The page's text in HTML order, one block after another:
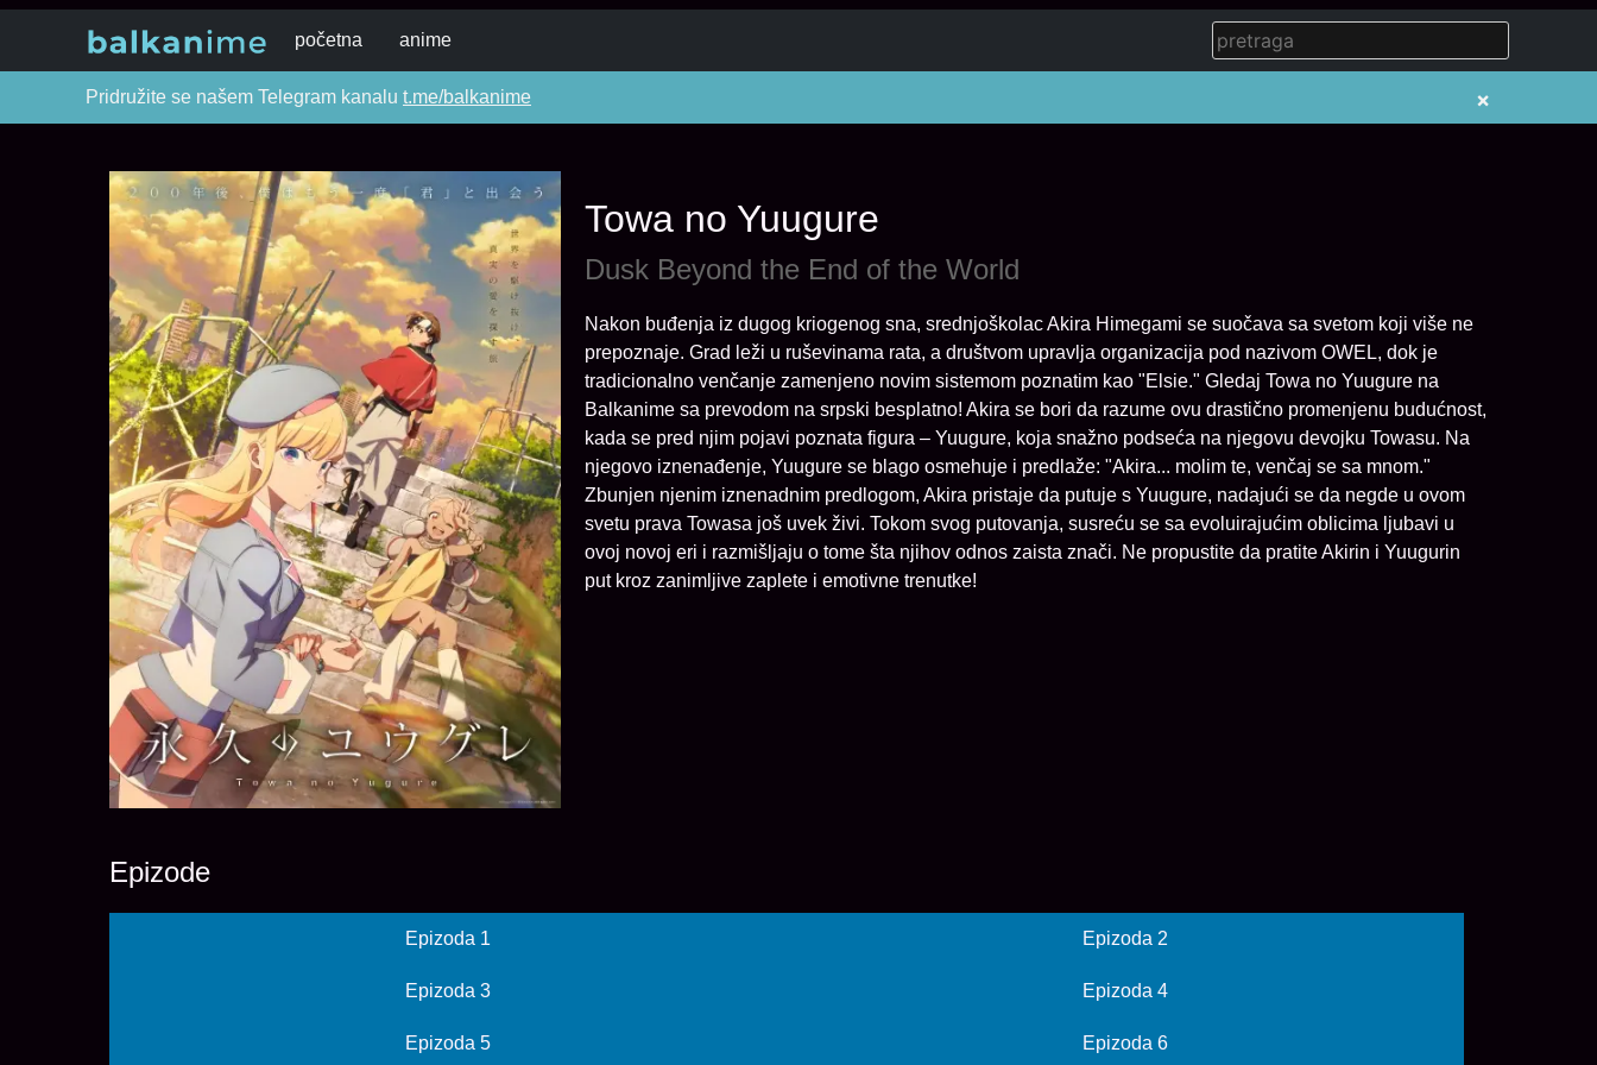
početna anime
Pridružite se našem Telegram kanalu t.me/balkanime ×
Towa no Yuugure
Dusk Beyond the End of the World
Nakon buđenja iz dugog kriogenog sna, srednjoškolac Akira Himegami se suočava sa svetom koji više ne
prepoznaje. Grad leži u ruševinama rata, a društvom upravlja organizacija pod nazivom OWEL, dok je
tradicionalno venčanje zamenjeno novim sistemom poznatim kao "Elsie." Gledaj Towa no Yuugure na
Balkanime sa prevodom na srpski besplatno! Akira se bori da razume ovu drastično promenjenu budućnost,
kada se pred njim pojavi poznata figura – Yuugure, koja snažno podseća na njegovu devojku Towasu. Na
njegovo iznenađenje, Yuugure se blago osmehuje i predlaže: "Akira... molim te, venčaj se sa mnom."
Zbunjen njenim iznenadnim predlogom, Akira pristaje da putuje s Yuugure, nadajući se da negde u ovom
svetu prava Towasa još uvek živi. Tokom svog putovanja, susreću se sa evoluirajućim oblicima ljubavi u
ovoj novoj eri i razmišljaju o tome šta njihov odnos zaista znači. Ne propustite da pratite Akirin i Yuugurin
put kroz zanimljive zaplete i emotivne trenutke!
Epizode
Epizoda 1 Epizoda 2
Epizoda 3 Epizoda 4
Epizoda 5 Epizoda 6